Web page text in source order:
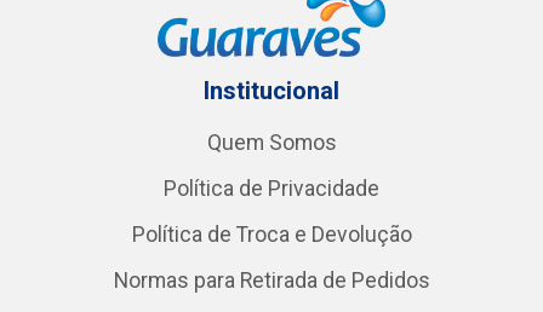
Institucional
Quem Somos
Política de Privacidade
Política de Troca e Devolução
Normas para Retirada de Pedidos